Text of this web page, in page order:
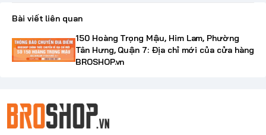
Bài viết liên quan
150 Hoàng Trọng Mậu, Him Lam, Phường
Tân Hưng, Quận 7: Địa chỉ mới của cửa hàng
BROSHOP.vn